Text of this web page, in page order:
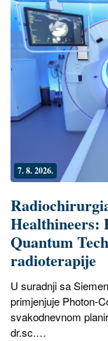
7. 8. 2026.
Healthineers:
Quantum
radioterapije
U suradnji sa
primjenjuje Photon-
svakodnevnom
dr.sc.…